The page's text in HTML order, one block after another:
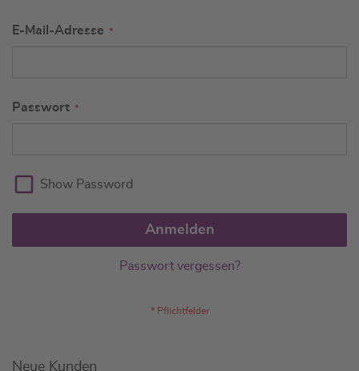
E-Mail-Adresse
Passwort
Show Password
Anmelden
Passwort vergessen?
Neue Kunden